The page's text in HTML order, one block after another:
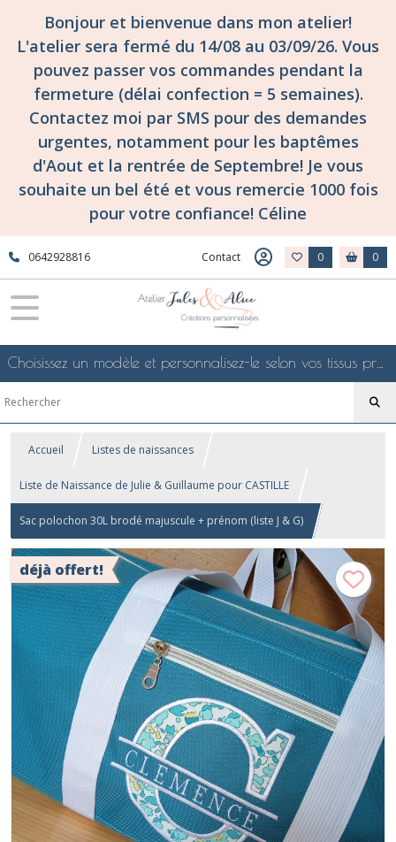
Bonjour et bienvenue dans mon atelier!
L'atelier sera fermé du 14/08 au 03/09/26. Vous
pouvez passer vos commandes pendant la
fermeture (délai confection = 5 semaines).
Contactez moi par SMS pour des demandes
urgentes, notamment pour les baptêmes
d'Aout et la rentrée de Septembre! Je vous
souhaite un bel été et vous remercie 1000 fois
pour votre confiance! Céline
0642928816 Contact 0 0
Choisissez un modèle et personnalisez-le selon vos tissus préférés de mes collections en ligne, je le confectionnerai selon vos souhaits
Accueil Listes de naissances
Liste de Naissance de Julie & Guillaume pour CASTILLE
Sac polochon 30L brodé majuscule + prénom (liste J & G)
déjà offert!